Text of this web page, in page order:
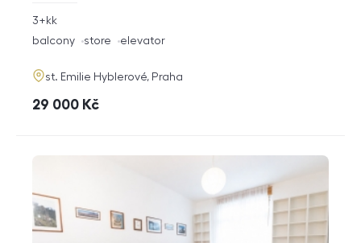
rozměry
3+kk
funkce
balcony store elevator
adresa
st. Emilie Hyblerové, Praha
cena
29 000 Kč